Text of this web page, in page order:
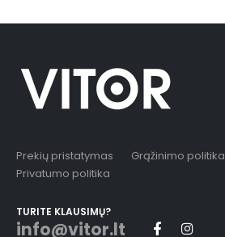
Prekių pristatymas
Grąžinimo politika
Privatumo politika
TURITE KLAUSIMŲ?
info@vitor.lt